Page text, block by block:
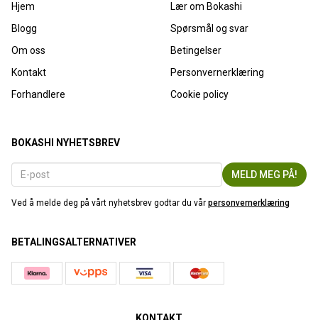
Hjem
Blogg
Om oss
Kontakt
Forhandlere
Lær om Bokashi
Spørsmål og svar
Betingelser
Personvernerklæring
Cookie policy
BOKASHI NYHETSBREV
Ved å melde deg på vårt nyhetsbrev godtar du vår personvernerklæring
BETALINGSALTERNATIVER